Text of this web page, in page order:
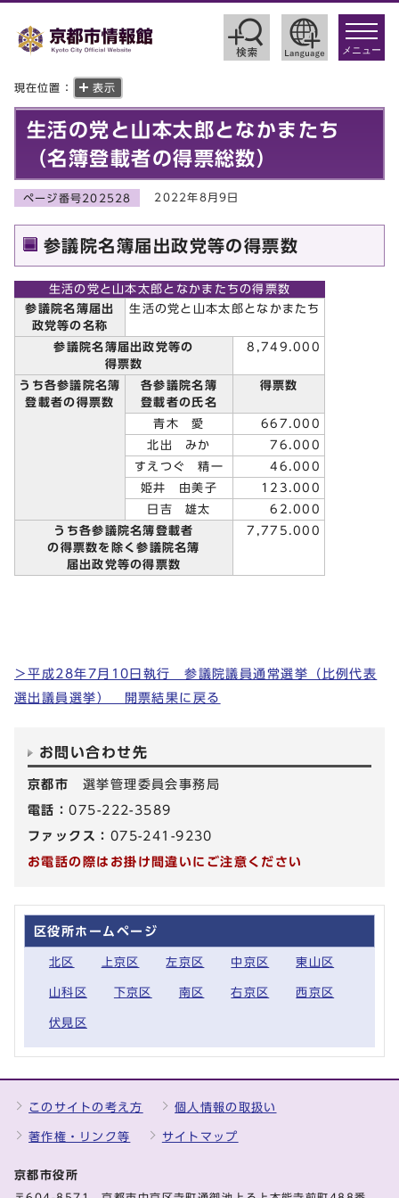
toggle
メニュー
現在位置： 表示
生活の党と山本太郎となかまたち
（名簿登載者の得票総数）
ページ番号202528 2022年8月9日
参議院名簿届出政党等の得票数
生活の党と山本太郎となかまたちの得票数
参議院名簿届出
政党等の名称
生活の党と山本太郎となかまたち
参議院名簿届出政党等の
得票数
8,749.000
うち各参議院名簿
登載者の得票数
各参議院名簿
登載者の氏名
得票数
青木 愛
667.000
北出 みか
76.000
すえつぐ 精一
46.000
姫井 由美子
123.000
日吉 雄太
62.000
うち各参議院名簿登載者
の得票数を除く参議院名簿
届出政党等の得票数
7,775.000
＞平成28年7月10日執行 参議院議員通常選挙（比例代表
選出議員選挙） 開票結果に戻る
お問い合わせ先
京都市 選挙管理委員会事務局
電話：075-222-3589
ファックス： 075-241-9230
お電話の際はお掛け間違いにご注意ください
区役所ホームページ
北区 上京区 左京区 中京区 東山区
山科区 下京区 南区 右京区 西京区
伏見区
このサイトの考え方 個人情報の取扱い
著作権・リンク等 サイトマップ
京都市役所